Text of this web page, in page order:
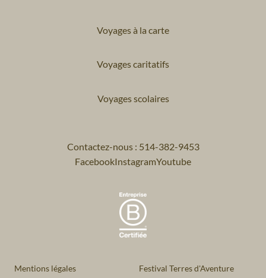
Voyages à la carte
Voyages caritatifs
Voyages scolaires
Contactez-nous : 514-382-9453
FacebookInstagramYoutube
Mentions légales Festival Terres d'Aventure